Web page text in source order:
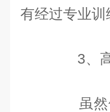
有经过专业
3、高
虽然体